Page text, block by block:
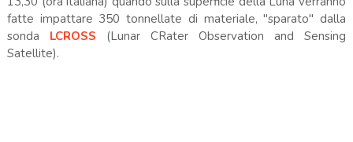
fatte impattare 350 tonnellate di materiale, "sparato" dalla
sonda LCROSS (Lunar CRater Observation and Sensing
Satellite).